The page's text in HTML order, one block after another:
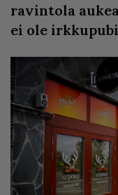
ravintola
ei ole